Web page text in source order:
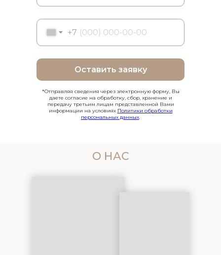
+7
Оставить заявку
*Отправляя сведения через электронную форму, Вы
даете согласие на обработку, сбор, хранение и
передачу третьим лицам представленной Вами
информации на условиях Политики обработки
персональных данных.
О НАС